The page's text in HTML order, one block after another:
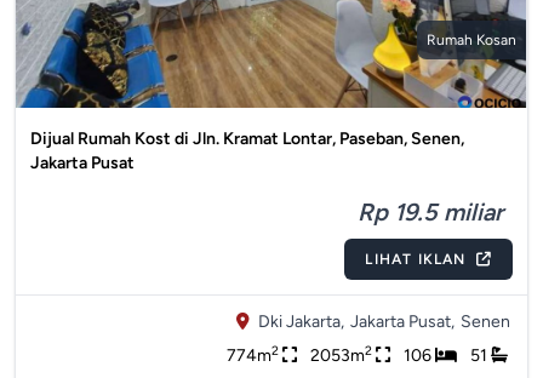
Rumah Kosan
Dijual Rumah Kost di Jln. Kramat Lontar, Paseban, Senen,
Jakarta Pusat
Rp 19.5 miliar
LIHAT IKLAN
Dki Jakarta, Jakarta Pusat, Senen
774m2 2053m2 106 51